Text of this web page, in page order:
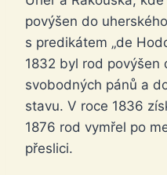
povýšen do
s predikátem „de
1832 byl rod povýšen
svobodných pánů a
stavu. V roce 1836
1876 rod vymřel po
přeslici.